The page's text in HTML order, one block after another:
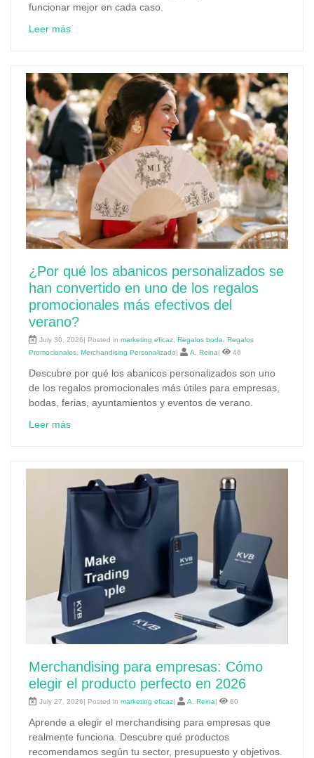
funcionar mejor en cada caso.
Leer más
¿Por qué los abanicos personalizados se
han convertido en uno de los regalos
promocionales más efectivos del
verano?
July 30, 2026| Posted in marketing eficaz Regalos boda
Regalos
Promocionales Merchandising Personalizado| A. Reina| 46
Descubre por qué los abanicos personalizados son uno
de los regalos promocionales más útiles para empresas,
bodas, ferias, ayuntamientos y eventos de verano.
Leer más
Merchandising para empresas: Cómo
elegir el producto perfecto en 2026
July 27, 2026| Posted in marketing eficaz| A. Reina| 60
Aprende a elegir el merchandising para empresas que
realmente funciona. Descubre qué productos
recomendamos según tu sector, presupuesto y objetivos.